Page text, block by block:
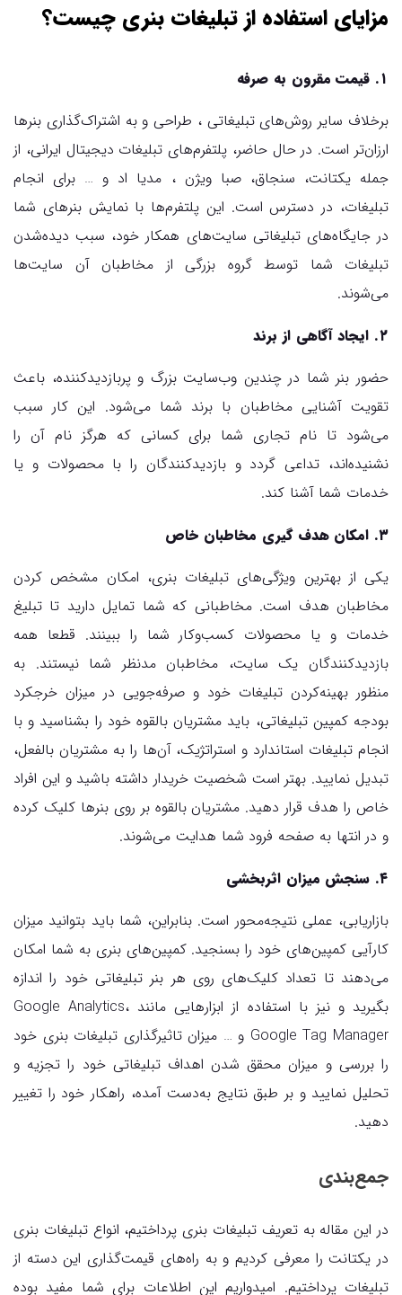
مزایای استفاده از تبلیغات بنری چیست؟
۱. قیمت مقرون به‌ صرفه
برخلاف سایر روش‌های تبلیغاتی ، طراحی و به اشتراک‌گذاری بنرها
ارزان‌تر است. در حال حاضر، پلتفرم‌های تبلیغات دیجیتال ایرانی، از
جمله یکتانت، سنجاق، صبا ویژن ، مدیا اد و … برای انجام
تبلیغات، در دسترس است. این پلتفرم‌ها با نمایش بنرهای شما
در جایگاه‌های تبلیغاتی سایت‌های همکار خود، سبب دیده‌شدن
تبلیغات شما توسط گروه بزرگی از مخاطبان آن سایت‌ها
می‌شوند.
۲. ایجاد آگاهی از برند
حضور بنر شما در چندین وب‌سایت بزرگ و پربازدید‌کننده، باعث
تقویت آشنایی مخاطبان با برند شما می‌شود. این کار سبب
می‌شود تا نام تجاری شما برای کسانی که هرگز نام آن را
نشنیده‌اند، تداعی گردد و بازدید‌کنندگان را با محصولات و یا
خدمات شما آشنا کند.
۳. امکان هدف گیری مخاطبان خاص
یکی از بهترین ویژگی‌های تبلیغات بنری، امکان مشخص کردن
مخاطبان هدف است. مخاطبانی که شما تمایل دارید تا تبلیغ
خدمات و یا محصولات کسب‌و‌کار شما را ببینند. قطعا همه
بازدیدکنندگان یک سایت، مخاطبان مدنظر شما نیستند. به
منظور بهینه‌کردن تبلیغات خود و صرفه‌جویی در میزان خرجکرد
بودجه کمپین تبلیغاتی، باید مشتریان بالقوه خود را بشناسید و با
انجام تبلیغات استاندارد و استراتژیک، آن‌ها را به مشتریان بالفعل،
تبدیل نمایید. بهتر است شخصیت خریدار داشته باشید و این افراد
خاص را هدف قرار دهید. مشتریان بالقوه بر روی بنرها کلیک کرده
و در انتها به صفحه فرود شما هدایت می‌شوند.
۴. سنجش میزان اثربخشی
بازاریابی، عملی نتیجه‌محور است. بنابراین، شما باید بتوانید میزان
کارآیی کمپین‌های خود را بسنجید. کمپین‌های بنری به شما امکان
می‌دهند تا تعداد کلیک‌های روی هر بنر تبلیغاتی خود را اندازه
بگیرید و نیز با استفاده از ابزارهایی مانند Google Analytics،
Google Tag Manager و … میزان تاثیرگذاری تبلیغات بنری خود
را بررسی و میزان محقق شدن اهداف تبلیغاتی خود را تجزیه و
تحلیل نمایید و بر طبق نتایج به‌دست آمده، راهکار خود را تغییر
دهید.
جمع‌بندی
در این مقاله به تعریف تبلیغات بنری پرداختیم، انواع تبلیغات بنری
در یکتانت را معرفی کردیم و به راه‌های قیمت‌گذاری این دسته از
تبلیغات پرداختیم. امیدواریم این اطلاعات برای شما مفید بوده